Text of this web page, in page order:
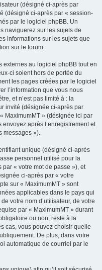
(désigné ci-après par
(désigné ci-après par « session-
par le logiciel phpBB. Un
naviguerez sur les sujets de
informations sur les sujets que
sur le forum.
externes au logiciel phpBB tout en
ci soient hors de portée du
les pages créées par le logiciel
l’information que vous nous
et n’est pas limité à : la
invité (désignée ci-après par
MaximumMT » (désignée ici par
après l’enregistrement et
messages »).
unique (désigné ci-après
personnel utilisé pour la
« votre mot de passe »), et
ci-après par « votre
sur « MaximumMT » sont
applicables dans le pays qui
votre nom d’utilisateur, de votre
par « MaximumMT » durant
ou non, reste à la
cas, vous pouvez choisir quelle
De plus, dans votre
automatique de courriel par le